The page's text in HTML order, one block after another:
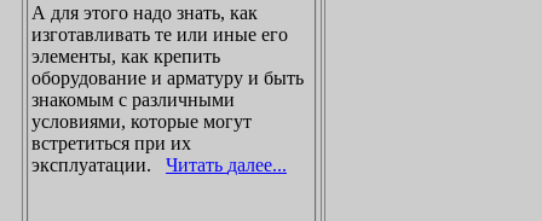
А для этого надо знать, как
изготавливать те или иные его
элементы, как крепить
оборудование и арматуру и быть
знакомым с различными
условиями, которые могут
встретиться при их
эксплуатации.
Читать далее...